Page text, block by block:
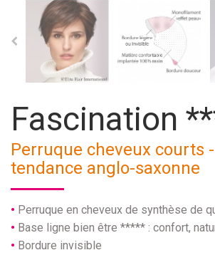
Fascination
Perruque cheveux courts
tendance anglo-saxonne
Perruque en cheveux de synthèse de
Base ligne bien être ***** : confort,
Bordure invisible